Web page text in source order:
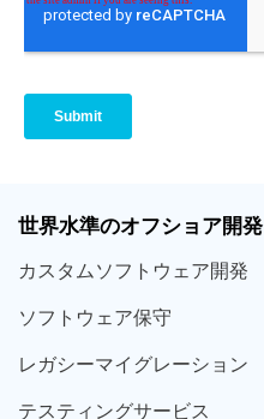
世界水準のオフショア開発
カスタムソフトウェア開発
ソフト ウェア保守
レガシーマイグレーション
テスティングサービス